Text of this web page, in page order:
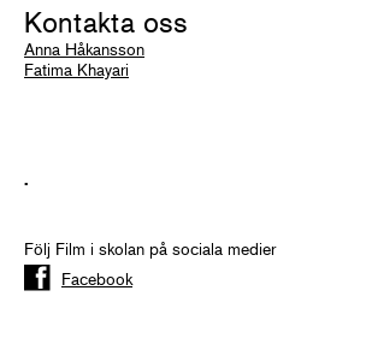
Kontakta oss
Anna Håkansson
Fatima Khayari
.
Följ Film i skolan på sociala medier
Facebook